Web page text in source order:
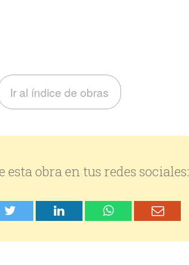
Ir al índice de obras
obra en tus redes sociales: